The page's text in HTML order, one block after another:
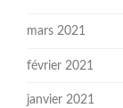
mars 2021
février 2021
janvier 2021